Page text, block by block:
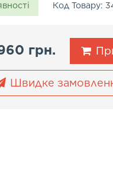
Код Товару:
грн.
Швидке